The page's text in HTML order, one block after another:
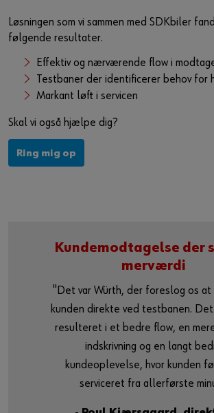
Aktiver indhold
direkte på udbyderens plattform:
https://youtu.be/rg0NwKUcz3M
Løsningen som vi sammen med SDKbiler
følgende resultater.
Effektiv og nærværende flow i
Testbaner der identificerer behov for
Markant løft i servicen
Skal vi også hjælpe dig?
Ring mig op
Kundemodtagelse der
merværdi
"Det var Würth, der foreslog os at
kunden direkte ved testbanen.
resulteret i et bedre flow, en
indskrivning og en langt
kundeoplevelse, hvor kunden
serviceret fra allerførste